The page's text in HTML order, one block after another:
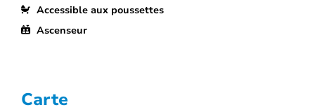
Accessible aux poussettes
Ascenseur
Carte